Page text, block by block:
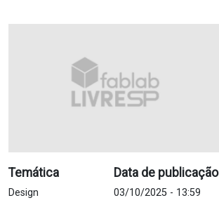
Temática
Design
Data de publicação
03/10/2025 - 13:59